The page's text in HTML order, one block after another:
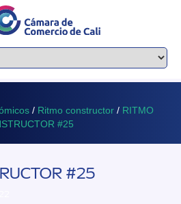
/ Ritmo constructor / RITMO
#25
#25